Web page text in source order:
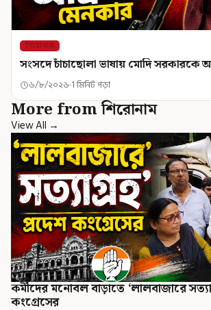
শিরোনাম
সংসদে চাঁচাছোলা ভাষায় মোদি সরকারকে
৬/৮/২০২৬ 1 মিনিট পড়া
More from শিরোনাম
View All →
কর্মীদের মনোবল বাড়াতে ‘লালবাজারে
কংগ্রেসের